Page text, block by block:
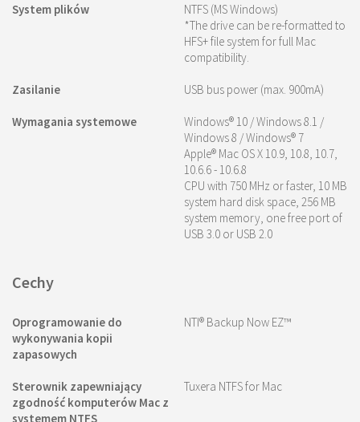
System plików
NTFS (MS Windows)
*The drive can be re-formatted to
HFS+ file system for full Mac
compatibility.
Zasilanie USB bus power (max. 900mA)
Wymagania systemowe
Windows® 10 / Windows 8.1 /
Windows 8 / Windows® 7
Apple® Mac OS X 10.9, 10.8, 10.7,
10.6.6 - 10.6.8
CPU with 750 MHz or faster, 10 MB
system hard disk space, 256 MB
system memory, one free port of
USB 3.0 or USB 2.0
Cechy
Oprogramowanie do
wykonywania kopii
zapasowych
NTI® Backup Now EZ™
Sterownik zapewniający
zgodność komputerów Mac z
systemem NTFS
Tuxera NTFS for Mac